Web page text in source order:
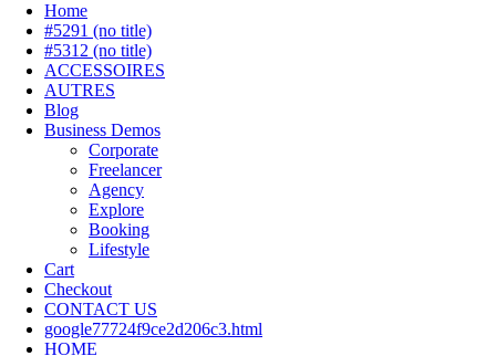
Home
#5291 (no title)
#5312 (no title)
ACCESSOIRES
AUTRES
Blog
Business Demos
Corporate
Freelancer
Agency
Explore
Booking
Lifestyle
Cart
Checkout
CONTACT US
google77724f9ce2d206c3.html
HOME